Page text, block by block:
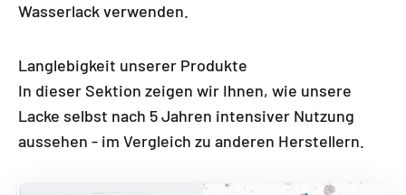
Wasserlack verwenden.
Langlebigkeit unserer Produkte
In dieser Sektion zeigen wir Ihnen, wie unsere
Lacke selbst nach 5 Jahren intensiver Nutzung
aussehen - im Vergleich zu anderen Herstellern.